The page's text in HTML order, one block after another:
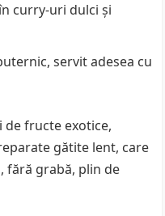
curry-uri dulci și
servit adesea cu
de fructe exotice,
gătite lent, care
fără grabă, plin de